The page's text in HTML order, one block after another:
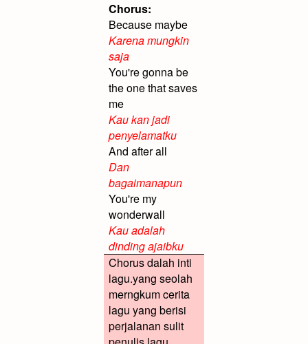
Chorus:
Because maybe
Karena mungkin
saja
You're gonna be
the one that saves
me
Kau kan jadi
penyelamatku
And after all
Dan
bagaimanapun
You're my
wonderwall
Kau adalah
dinding ajaibku
Chorus dalah inti
lagu.yang seolah
merngkum cerita
lagu yang berisi
perjalanan sulit